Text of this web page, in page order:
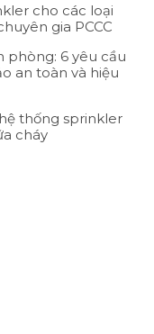
cho các loại
gia PCCC
phòng: 6 yêu cầu
an toàn và hiệu
thống sprinkler
cháy